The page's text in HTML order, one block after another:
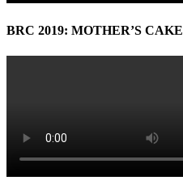
BRC 2019: MOTHER’S CAKE